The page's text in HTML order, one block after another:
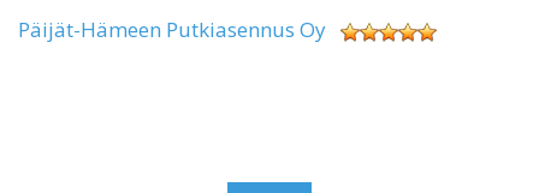
Päijät-Hämeen Putkiasennus Oy